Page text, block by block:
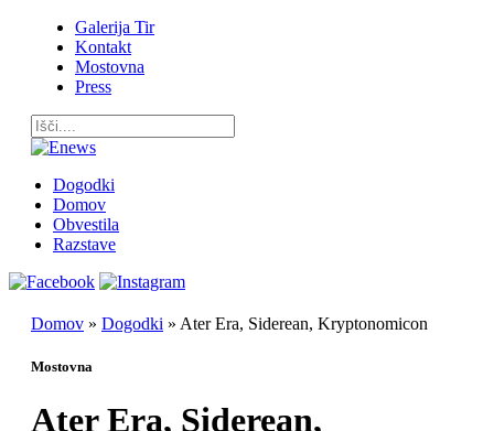
Galerija Tir
Kontakt
Mostovna
Press
Dogodki
Domov
Obvestila
Razstave
Domov » Dogodki » Ater Era, Siderean, Kryptonomicon
Mostovna
Ater Era, Siderean,